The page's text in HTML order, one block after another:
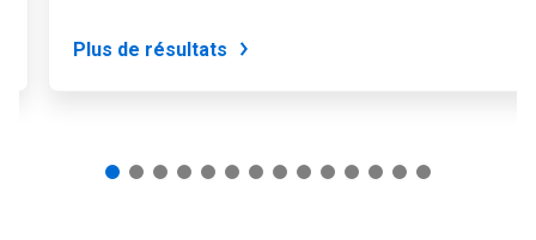
Plus de résultats